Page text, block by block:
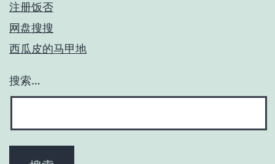
注册饭否
网盘搜搜
西瓜皮的马甲地
搜索…